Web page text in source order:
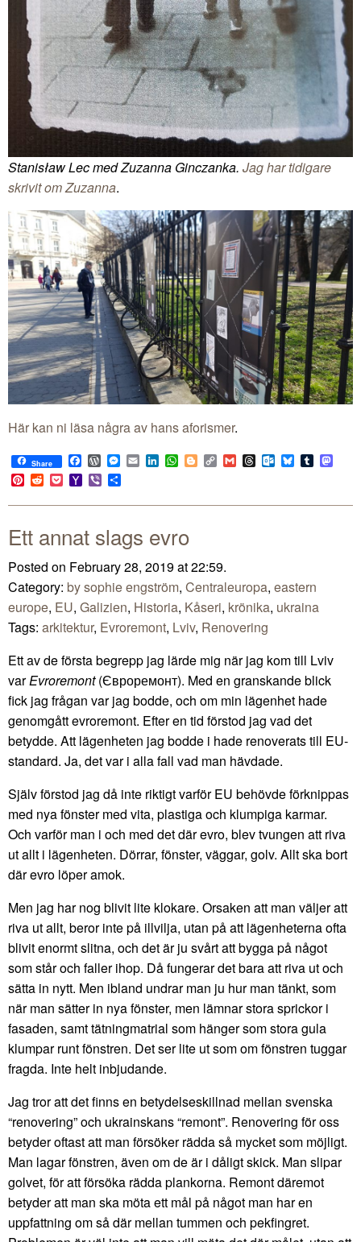
Stanisław Lec med Zuzanna Ginczanka. Jag har tidigare
skrivit om Zuzanna.
Här kan ni läsa några av hans aforismer.
Share Facebook
WordPress
Messenger
EmailLinkedIn
WhatsApp
BloggerCopy
Link
GmailThreadsOutlook.com
BlueskyTumblr
Pinterest
RedditPocketYahoo
Mail
Viber
Ett annat slags evro
Posted on February 28, 2019 at 22:59.
Category: by sophie engström, Centraleuropa, eastern
europe, EU, Galizien, Historia, Kåseri, krönika, ukraina
Tags: arkitektur, Evroremont, Lviv, Renovering
Ett av de första begrepp jag lärde mig när jag kom till Lviv
varEvroremont(Євроремонт). Med en granskande blick
fick jag frågan var jag bodde, och om min lägenhet hade
genomgått evroremont. Efter en tid förstod jag vad det
betydde. Att lägenheten jag bodde i hade renoverats till EU-
standard. Ja, det var i alla fall vad man hävdade.
Själv förstod jag då inte riktigt varför EU behövde förknippas
med nya fönster med vita, plastiga och klumpiga karmar.
Och varför man i och med det där evro, blev tvungen att riva
ut allt i lägenheten. Dörrar, fönster, väggar, golv. Allt ska bort
där evro löper amok.
Men jag har nog blivit lite klokare. Orsaken att man väljer att
riva ut allt, beror inte på illvilja, utan på att lägenheterna ofta
blivit enormt slitna, och det är ju svårt att bygga på något
som står och faller ihop. Då fungerar det bara att riva ut och
sätta in nytt. Men ibland undrar man ju hur man tänkt, som
när man sätter in nya fönster, men lämnar stora sprickor i
fasaden, samt tätningmatrial som hänger som stora gula
klumpar runt fönstren. Det ser lite ut som om fönstren tuggar
fragda. Inte helt inbjudande.
Jag tror att det finns en betydelseskillnad mellan svenska
“renovering” och ukrainskans “remont”. Renovering för oss
betyder oftast att man försöker rädda så mycket som möjligt.
Man lagar fönstren, även om de är i dåligt skick. Man slipar
golvet, för att försöka rädda plankorna. Remont däremot
betyder att man ska möta ett mål på något man har en
uppfattning om så där mellan tummen och pekfingret.